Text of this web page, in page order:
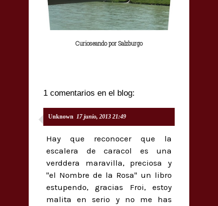
Curioseando por Salzburgo
1 comentarios en el blog:
Unknown 17 junio, 2013 21:49
Hay que reconocer que la
escalera de caracol es una
verddera maravilla, preciosa y
"el Nombre de la Rosa" un libro
estupendo, gracias Froi, estoy
malita en serio y no me has